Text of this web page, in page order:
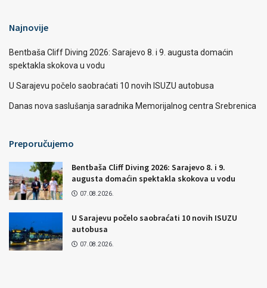
Najnovije
Bentbaša Cliff Diving 2026: Sarajevo 8. i 9. augusta domaćin
spektakla skokova u vodu
U Sarajevu počelo saobraćati 10 novih ISUZU autobusa
Danas nova saslušanja saradnika Memorijalnog centra Srebrenica
Preporučujemo
Bentbaša Cliff Diving 2026: Sarajevo 8. i 9.
augusta domaćin spektakla skokova u vodu
07.08.2026.
U Sarajevu počelo saobraćati 10 novih ISUZU
autobusa
07.08.2026.